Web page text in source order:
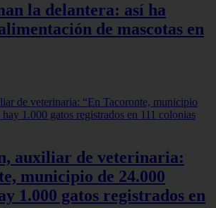
la delantera: así ha
de mascotas en
auxiliar de veterinaria:
municipio de 24.000
1.000 gatos registrados en